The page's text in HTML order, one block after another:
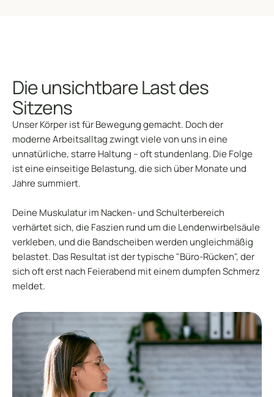
Die unsichtbare Last des
Sitzens
Unser Körper ist für Bewegung gemacht. Doch der
moderne Arbeitsalltag zwingt viele von uns in eine
unnatürliche, starre Haltung – oft stundenlang. Die Folge
ist eine einseitige Belastung, die sich über Monate und
Jahre summiert.
Deine Muskulatur im Nacken- und Schulterbereich
verhärtet sich, die Faszien rund um die Lendenwirbelsäule
verkleben, und die Bandscheiben werden ungleichmäßig
belastet. Das Resultat ist der typische "Büro-Rücken", der
sich oft erst nach Feierabend mit einem dumpfen Schmerz
meldet.